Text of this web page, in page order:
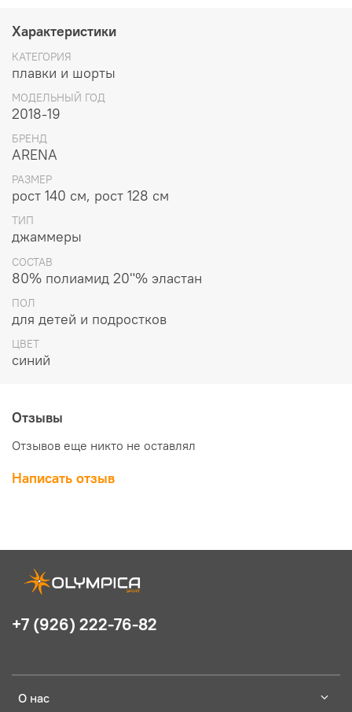
Стильный динамичный дизайн с яркими боковыми вставками
выделит юного спортсмена из толпы. Средняя длина бокового шва
- 36 см.
Материал 80% полиамид, 20% эластан.
Характеристики
КАТЕГОРИЯ
плавки и шорты
МОДЕЛЬНЫЙ ГОД
2018-19
БРЕНД
ARENA
РАЗМЕР
рост 140 см, рост 128 см
ТИП
джаммеры
СОСТАВ
80% полиамид 20"% эластан
ПОЛ
для детей и подростков
ЦВЕТ
синий
Отзывы
Отзывов еще никто не оставлял
Написать отзыв
О нас
+7 (926) 222-76-82